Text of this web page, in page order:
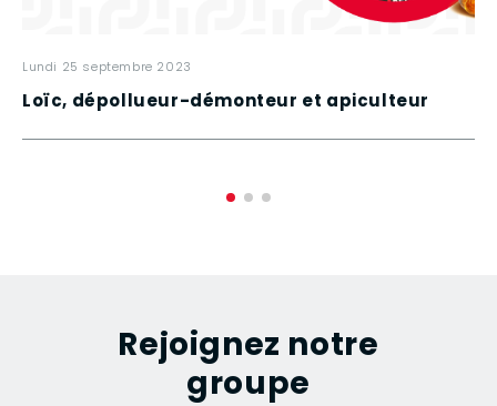
lundi 25 septembre 2023
Loïc, dépollueur-démonteur et apiculteur
Rejoignez notre
groupe